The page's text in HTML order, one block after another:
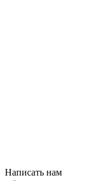
Написать нам